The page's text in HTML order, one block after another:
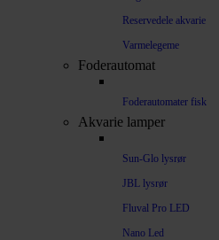
Reservedele akvarie
Varmelegeme
Foderautomat
Foderautomater fisk
Akvarie lamper
Sun-Glo lysrør
JBL lysrør
Fluval Pro LED
Nano Led